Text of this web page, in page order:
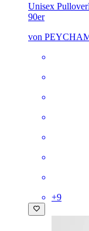
Unisex Pullover
90er
von
+9